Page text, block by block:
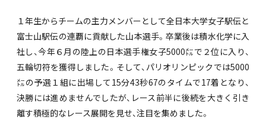
１年生からチームの主力メンバーとして全日本大学女子駅伝と
富士山駅伝の連覇に貢献した山本選手。卒業後は積水化学に入
社し、今年６月の陸上の日本選手権女子5000㍍で２位に入り、
五輪切符を獲得しました。そして、パリオリンピックでは5000
㍍の予選１組に出場して15分43秒67のタイムで17着となり、
決勝には進めませんでしたが、レース前半に後続を大きく引き
離す積極的なレース展開を見せ、注目を集めました。